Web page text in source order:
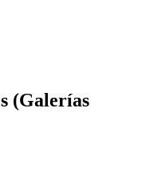
s (Galerías